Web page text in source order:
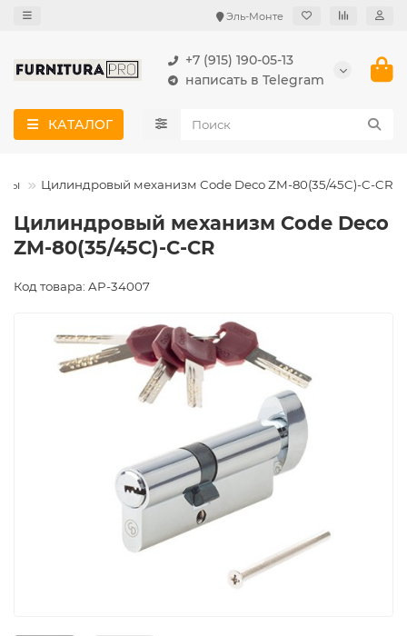
Эль-Монте
+7 (915) 190-05-13
написать в Telegram
КАТАЛОГ
Цилиндровый механизм Code Deco ZM-80(35/45C)-C-CR
Цилиндровый механизм Code Deco
ZM-80(35/45C)-C-CR
Код товара: AP-34007